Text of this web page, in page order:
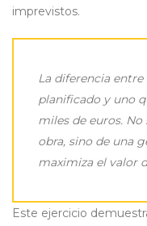
imprevistos.
La diferencia
planificado y uno
miles de euros.
obra, sino de una
maximiza el valor
Este ejercicio